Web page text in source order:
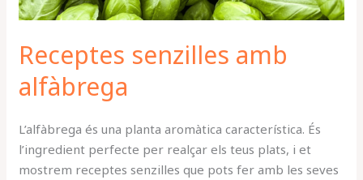
Receptes senzilles amb
alfàbrega
L’alfàbrega és una planta aromàtica característica. És
l’ingredient perfecte per realçar els teus plats, i et
mostrem receptes senzilles que pots fer amb les seves